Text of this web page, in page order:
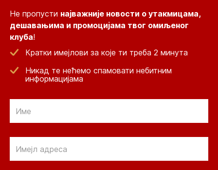
Не пропусти најважније новости о утакмицама,
дешавањима и промоцијама твог омиљеног
клуба!
Кратки имејлови за које ти треба 2 минута
Никад те нећемо спамовати небитним
информацијама